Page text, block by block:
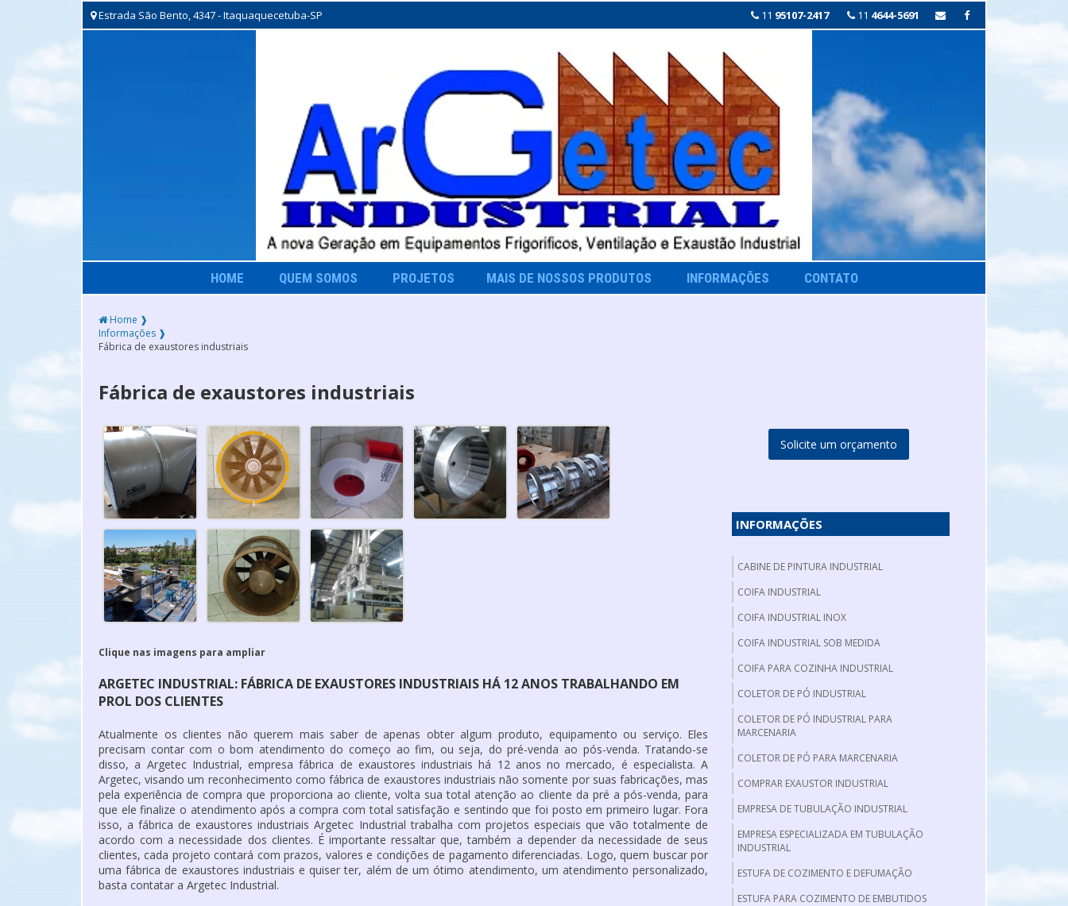
Estrada São Bento, 4347 - Itaquaquecetuba-SP 11 95107-2417 11 4644-5691
HOME QUEM SOMOS PROJETOS MAIS DE NOSSOS PRODUTOS INFORMAÇÕES CONTATO
Home ❱
Informações ❱
Fábrica de exaustores industriais
Fábrica de exaustores industriais
Clique nas imagens para ampliar
ARGETEC INDUSTRIAL: FÁBRICA DE EXAUSTORES INDUSTRIAIS HÁ 12 ANOS TRABALHANDO EM
PROL DOS CLIENTES
Atualmente os clientes não querem mais saber de apenas obter algum produto, equipamento ou serviço. Eles
precisam contar com o bom atendimento do começo ao fim, ou seja, do pré-venda ao pós-venda. Tratando-se
disso, a Argetec Industrial, empresa fábrica de exaustores industriais há 12 anos no mercado, é especialista. A
Argetec, visando um reconhecimento como fábrica de exaustores industriais não somente por suas fabricações, mas
pela experiência de compra que proporciona ao cliente, volta sua total atenção ao cliente da pré a pós-venda, para
que ele finalize o atendimento após a compra com total satisfação e sentindo que foi posto em primeiro lugar. Fora
isso, a fábrica de exaustores industriais Argetec Industrial trabalha com projetos especiais que vão totalmente de
acordo com a necessidade dos clientes. É importante ressaltar que, também a depender da necessidade de seus
clientes, cada projeto contará com prazos, valores e condições de pagamento diferenciadas. Logo, quem buscar por
uma fábrica de exaustores industriais e quiser ter, além de um ótimo atendimento, um atendimento personalizado,
basta contatar a Argetec Industrial.
Solicite um orçamento
INFORMAÇÕES
CABINE DE PINTURA INDUSTRIAL
COIFA INDUSTRIAL
COIFA INDUSTRIAL INOX
COIFA INDUSTRIAL SOB MEDIDA
COIFA PARA COZINHA INDUSTRIAL
COLETOR DE PÓ INDUSTRIAL
COLETOR DE PÓ INDUSTRIAL PARA
MARCENARIA
COLETOR DE PÓ PARA MARCENARIA
COMPRAR EXAUSTOR INDUSTRIAL
EMPRESA DE TUBULAÇÃO INDUSTRIAL
EMPRESA ESPECIALIZADA EM TUBULAÇÃO
INDUSTRIAL
ESTUFA DE COZIMENTO E DEFUMAÇÃO
ESTUFA PARA COZIMENTO DE EMBUTIDOS